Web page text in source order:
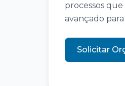
processos
avançado
Solicitar